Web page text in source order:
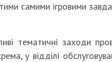
самими ігровими
тематичні заходи
у відділі